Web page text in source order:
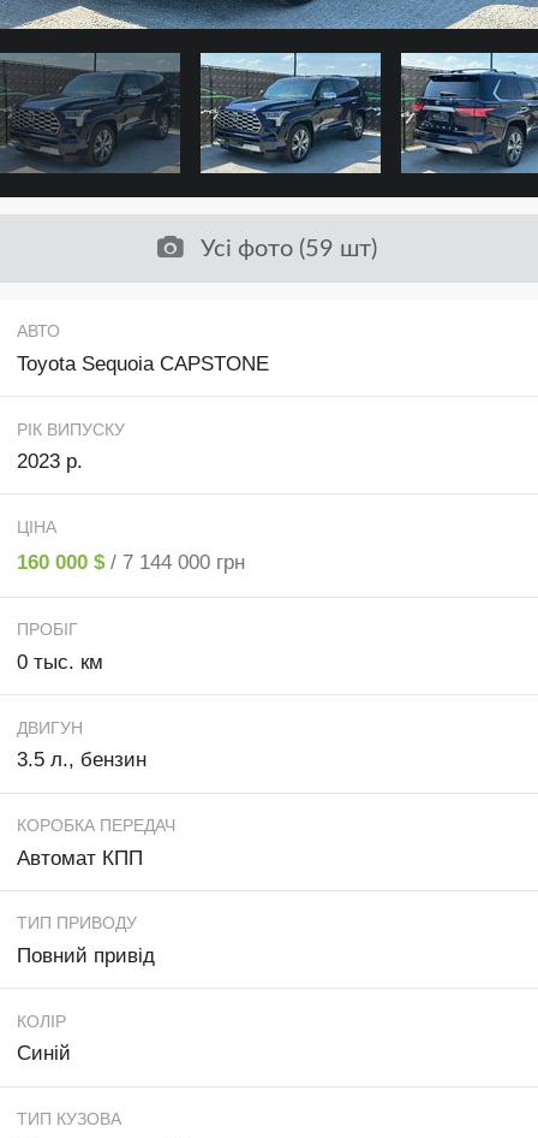
Усі фото (59 шт)
АВТО
Toyota Sequoia CAPSTONE
РІК ВИПУСКУ
2023 р.
ЦІНА
160 000 $ / 7 144 000 грн
ПРОБІГ
0 тыс. км
ДВИГУН
3.5 л., бензин
КОРОБКА ПЕРЕДАЧ
Автомат КПП
ТИП ПРИВОДУ
Повний привід
КОЛІР
Синій
ТИП КУЗОВА